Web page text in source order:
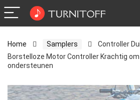
Home Samplers
Controller
Borstelloze Motor Controller Krachtig
ondersteunen